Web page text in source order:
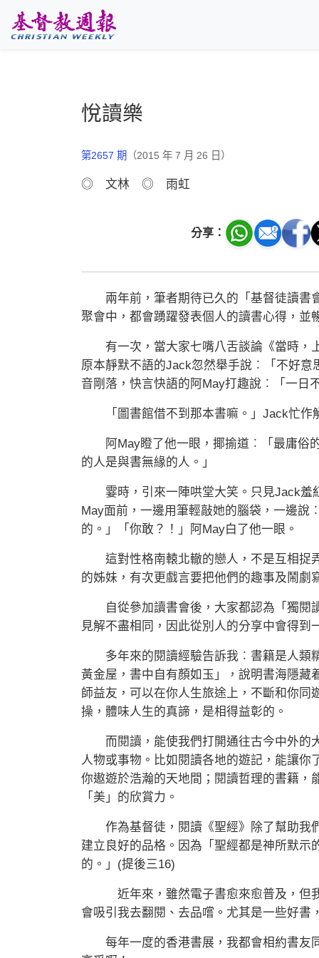
悅讀樂
第2657 期 （2015 年 7 月 26 日）
◎ 文林 ◎ 雨虹
分享：
兩年前，筆者期待已久的「基督徒讀書
聚會中，都會踴躍發表個人的讀書心得，並
有一次，當大家七嘴八舌談論《當時，
原本靜默不語的Jack忽然舉手說︰「不好
音剛落，快言快語的阿May打趣說︰「一日
「圖書館借不到那本書嘛。」Jack忙作
阿May瞪了他一眼，揶揄道︰「最庸俗
的人是與書無緣的人。」
霎時，引來一陣哄堂大笑。只見Jack羞
May面前，一邊用筆輕敲她的腦袋，一邊說
的。」「你敢？！」阿May白了他一眼。
這對性格南轅北轍的戀人，不是互相捉
的姊妹，有次更戲言要把他們的趣事及鬧劇
自從參加讀書會後，大家都認為「獨閱
見解不盡相同，因此從別人的分享中會得到
多年來的閱讀經驗告訴我︰書籍是人類
黃金屋，書中自有顏如玉」，說明書海隱藏
師益友，可以在你人生旅途上，不斷和你
操，體味人生的真諦，是相得益彰的。
而閱讀，能使我們打開通往古今中外的
人物或事物。比如閱讀各地的遊記，能讓
你遨遊於浩瀚的天地間；閱讀哲理的書籍，
「美」的欣賞力。
作為基督徒，閱讀《聖經》除了幫助我
建立良好的品格。因為「聖經都是神所默
的。」(提後三16)
近年來，雖然電子書愈來愈普及，但我
會吸引我去翻閱、去品嚐。尤其是一些好書
每年一度的香港書展，我都會相約書友